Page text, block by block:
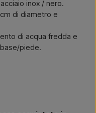
inox / nero.
di diametro e
di acqua fredda e
piede.